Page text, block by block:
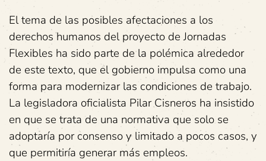
El tema de las posibles afectaciones a los
derechos humanos del proyecto de Jornadas
Flexibles ha sido parte de la polémica alrededor
de este texto, que el gobierno impulsa como una
forma para modernizar las condiciones de trabajo.
La legisladora oficialista Pilar Cisneros ha insistido
en que se trata de una normativa que solo se
adoptaría por consenso y limitado a pocos casos, y
que permitiría generar más empleos.